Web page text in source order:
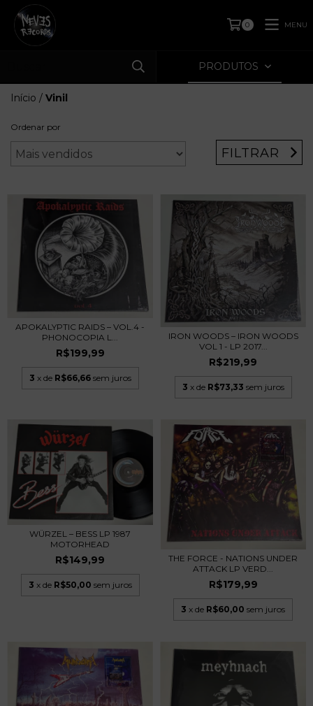
0 MENU
PRODUTOS
Início / Vinil
Ordenar por
FILTRAR
APOKALYPTIC RAIDS – VOL.4 -
PHONOCOPIA L...
R$199,99
3 x de R$66,66 sem juros
IRON WOODS – IRON WOODS
VOL 1 - LP 2017...
R$219,99
3 x de R$73,33 sem juros
WÜRZEL – BESS LP 1987
MOTORHEAD
R$149,99
3 x de R$50,00 sem juros
THE FORCE - NATIONS UNDER
ATTACK LP VERD...
R$179,99
3 x de R$60,00 sem juros